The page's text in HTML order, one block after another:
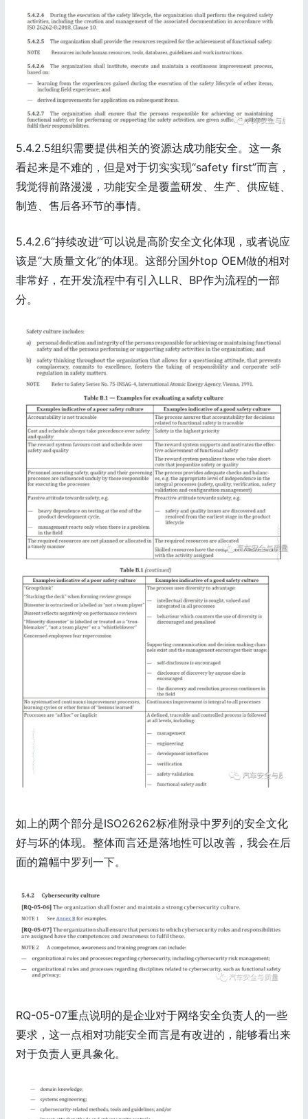
5.4.2.5组织需要提供相关的资源达成功能安全。这一条
看起来是不难的，但是对于切实实现“safety first”而言，
我觉得前路漫漫，功能安全是覆盖研发、生产、供应链、
制造、售后各环节的事情。
5.4.2.6“持续改进”可以说是高阶安全文化体现，或者说应
该是“大质量文化”的体现。这部分国外top OEM做的相对
非常好，在开发流程中有引入LLR、BP作为流程的一部
分。
如上的两个部分是ISO26262标准附录中罗列的安全文化
好与坏的体现。整体而言还是落地性可以改善，我会在后
面的篇幅中罗列一下。
RQ-05-07重点说明的是企业对于网络安全负责人的一些
要求，这一点相对功能安全而言是有改进的，能够看出来
对于负责人更具象化。